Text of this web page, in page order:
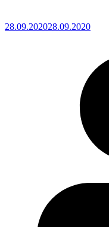
28.09.202028.09.2020